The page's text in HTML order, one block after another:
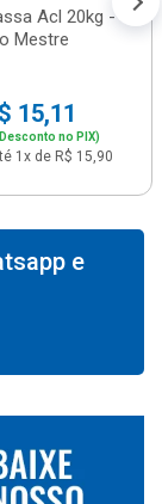
Acl 20kg -
Mestre
15,11
no PIX)
1x de R$ 15,90
e